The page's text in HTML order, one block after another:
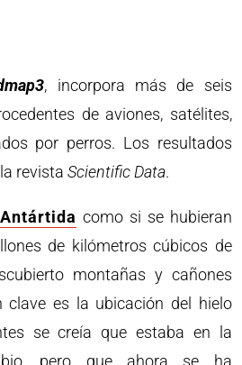
, incorpora más de seis
de aviones, satélites,
por perros. Los resultados
revistaScientific Data.
Antártida como si se hubieran
de kilómetros cúbicos de
montañas y cañones
clave es la ubicación del hielo
se creía que estaba en la
pero que ahora se ha